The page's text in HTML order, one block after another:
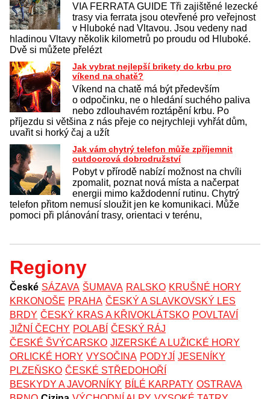
VIA FERRATA GUIDE Tři zajištěné lezecké
trasy via ferrata jsou otevřené pro veřejnost
v Hluboké nad Vltavou. Jsou vedeny nad
hladinou Vltavy několik kilometrů po proudu od Hluboké.
Dvě si můžete přelézt
Jak vybrat nejlepší brikety do krbu pro
víkend na chatě?
Víkend na chatě má být především
o odpočinku, ne o hledání suchého paliva
nebo zdlouhavém roztápění krbu. Po
příjezdu si většina z nás přeje co nejrychleji vyhřát dům,
uvařit si horký čaj a užít
Jak vám chytrý telefon může zpříjemnit
outdoorová dobrodružství
Pobyt v přírodě nabízí možnost na chvíli
zpomalit, poznat nová místa a načerpat
energii mimo každodenní rutinu. Chytrý
telefon přitom nemusí sloužit jen ke komunikaci. Může
pomoci při plánování trasy, orientaci v terénu,
Regiony
České SÁZAVA ŠUMAVA RALSKO KRUŠNÉ HORY
KRKONOŠE PRAHA ČESKÝ A SLAVKOVSKÝ LES
BRDY ČESKÝ KRAS A KŘIVOKLÁTSKO POVLTAVÍ
JIŽNÍ ČECHY POLABÍ ČESKÝ RÁJ
ČESKÉ ŠVÝCARSKO JIZERSKÉ A LUŽICKÉ HORY
ORLICKÉ HORY VYSOČINA PODYJÍ JESENÍKY
PLZEŇSKO ČESKÉ STŘEDOHOŘÍ
BESKYDY A JAVORNÍKY BÍLÉ KARPATY OSTRAVA